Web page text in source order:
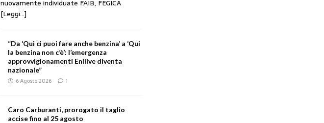
nuovamente individuate FAIB, FEGICA
[Leggi...]
“Da ‘Qui ci puoi fare anche benzina’ a ‘Qui
la benzina non c’è’: l’emergenza
approvvigionamenti Enilive diventa
nazionale”
6 Agosto 2026 1
Caro Carburanti, prorogato il taglio
accise fino al 25 agosto